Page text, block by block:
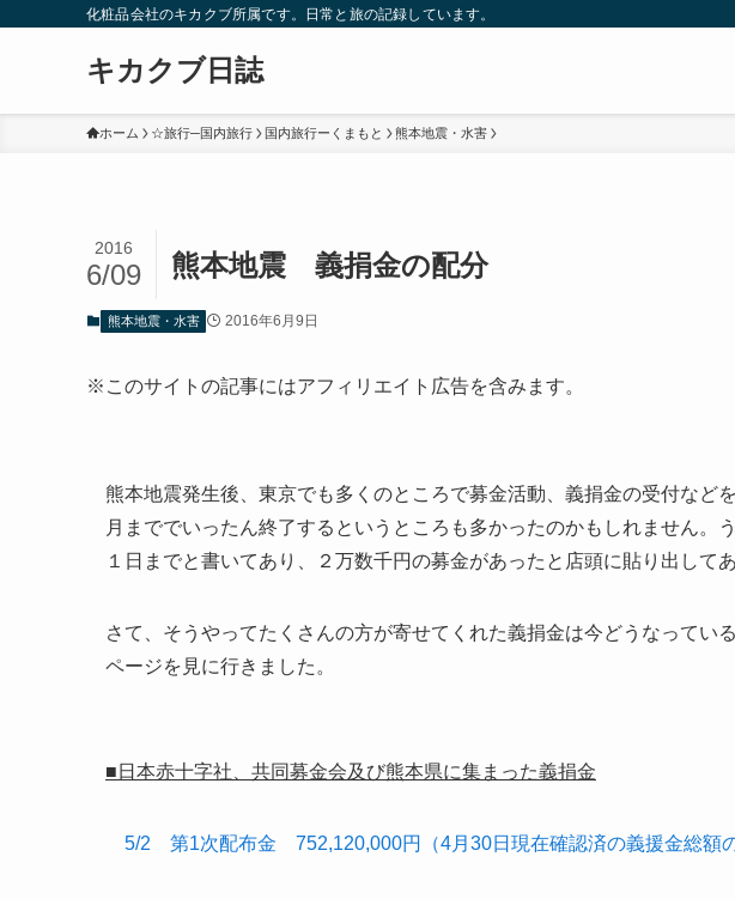
化粧品会社のキカクブ所属です。日常と旅の記録しています。
キカクブ日誌
ホーム ☆旅行─国内旅行 国内旅行ーくまもと 熊本地震・水害
熊本地震 義捐金の配分
2016
6/09
熊本地震・水害 2016年6月9日
※このサイトの記事にはアフィリエイト広告を含みます。
熊本地震発生後、東京でも多くのところで募金活動、義捐金の受付など
月まででいったん終了するというところも多かったのかもしれません。
１日までと書いてあり、２万数千円の募金があったと店頭に貼り出してあ
さて、そうやってたくさんの方が寄せてくれた義捐金は今どうなってい
ページを見に行きました。
■日本赤十字社、共同募金会及び熊本県に集まった義捐金
5/2 第1次配布金 752,120,000円（4月30日現在確認済の義援金総額の